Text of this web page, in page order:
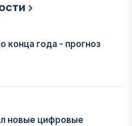
конца года - прогноз
новые цифровые